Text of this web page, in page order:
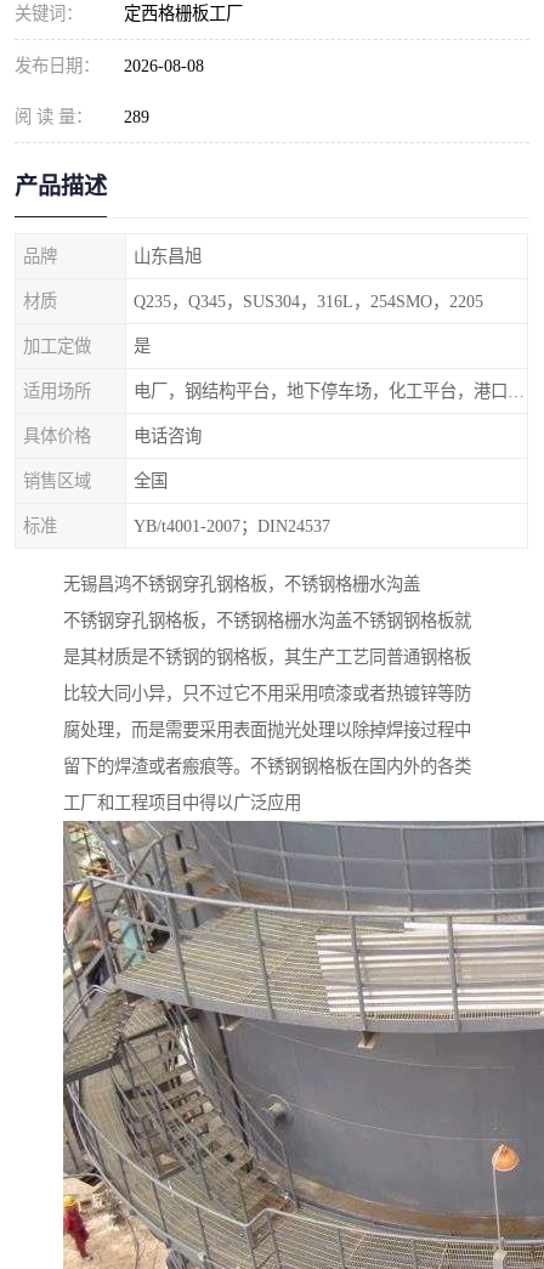
关键词： 定西格栅板工厂
发布日期： 2026-08-08
阅 读 量： 289
产品描述
品牌 山东昌旭
材质 Q235，Q345，SUS304，316L，254SMO，2205
加工定做 是
适用场所
具体价格 电话咨询
销售区域 全国
标准 YB/t4001-2007；DIN24537
无锡昌鸿不锈钢穿孔钢格板，不锈钢格栅水沟盖
不锈钢穿孔钢格板，不锈钢格栅水沟盖不锈钢钢格板就
是其材质是不锈钢的钢格板，其生产工艺同普通钢格板
比较大同小异，只不过它不用采用喷漆或者热镀锌等防
腐处理，而是需要采用表面抛光处理以除掉焊接过程中
留下的焊渣或者瘢痕等。不锈钢钢格板在国内外的各类
工厂和工程项目中得以广泛应用